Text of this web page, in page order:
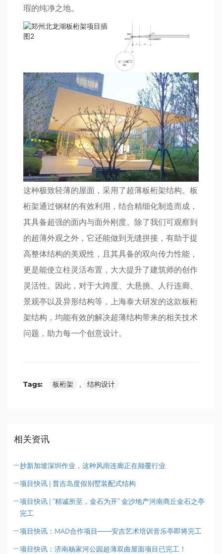
瑕的纯净之地。
这种极致轻薄的屋面，采用了超薄板桁架结构。板
桁架通过钢材的有效利用，结合精细化制造而成，
其具备超强的面内与面外刚度。除了我们可观察到
的超薄外观之外，它还能做到无缝拼接，有助于提
高整体结构的美观性，且其具备的双向传力性能，
更是能使立柱灵活布置，大大提升了建筑师的创作
灵活性。因此，对于大跨度、大悬挑、人行连廊、
景观亭以及异形结构等，上海泰大研发的这款板桁
架结构，均能有效的解决超薄结构带来的相关技术
问题，助力每一个创意设计。
Tags: 板桁架 , 结构设计
相关资讯
抄新加坡深圳作业，这种风雨连廊正在颠覆行业
项目快讯 | 普吉岛度假别墅装配式结构
项目快讯 | “精诚所至，金石为开” 金沙地产河南商丘金石之亭
完工
项目快讯：MAD合作项目——安吉艺术培训音乐亭即将完工
项目快讯：济南杨家河公园超薄双曲屋面项目已完工！